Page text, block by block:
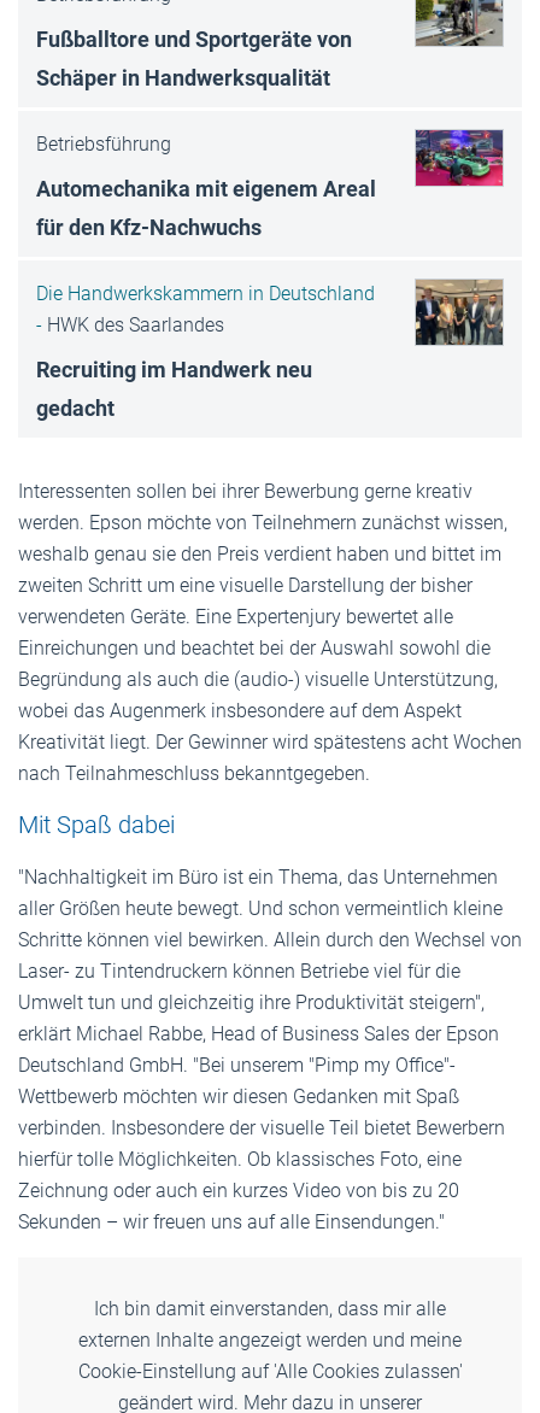
Fußballtore und Sportgeräte von
Schäper in Handwerksqualität
Betriebsführung
Automechanika mit eigenem Areal
für den Kfz-Nachwuchs
Die Handwerkskammern in Deutschland
- HWK des Saarlandes
Recruiting im Handwerk neu
gedacht
Interessenten sollen bei ihrer Bewerbung gerne kreativ
werden. Epson möchte von Teilnehmern zunächst wissen,
weshalb genau sie den Preis verdient haben und bittet im
zweiten Schritt um eine visuelle Darstellung der bisher
verwendeten Geräte. Eine Expertenjury bewertet alle
Einreichungen und beachtet bei der Auswahl sowohl die
Begründung als auch die (audio-) visuelle Unterstützung,
wobei das Augenmerk insbesondere auf dem Aspekt
Kreativität liegt. Der Gewinner wird spätestens acht Wochen
nach Teilnahmeschluss bekanntgegeben.
Mit Spaß dabei
"Nachhaltigkeit im Büro ist ein Thema, das Unternehmen
aller Größen heute bewegt. Und schon vermeintlich kleine
Schritte können viel bewirken. Allein durch den Wechsel von
Laser- zu Tintendruckern können Betriebe viel für die
Umwelt tun und gleichzeitig ihre Produktivität steigern",
erklärt Michael Rabbe, Head of Business Sales der Epson
Deutschland GmbH. "Bei unserem "Pimp my Office"-
Wettbewerb möchten wir diesen Gedanken mit Spaß
verbinden. Insbesondere der visuelle Teil bietet Bewerbern
hierfür tolle Möglichkeiten. Ob klassisches Foto, eine
Zeichnung oder auch ein kurzes Video von bis zu 20
Sekunden – wir freuen uns auf alle Einsendungen."
Ich bin damit einverstanden, dass mir alle
externen Inhalte angezeigt werden und meine
Cookie-Einstellung auf 'Alle Cookies zulassen'
geändert wird. Mehr dazu in unserer